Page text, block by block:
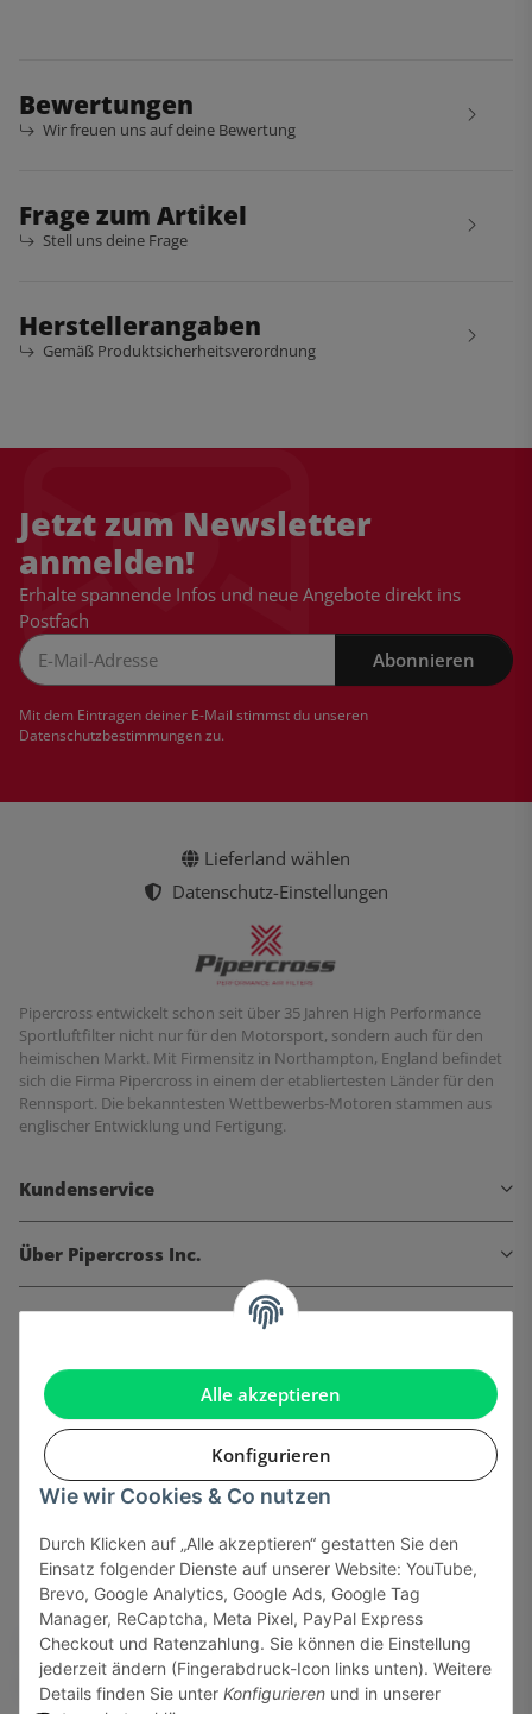
Alle akzeptieren
Konfigurieren
Wie wir Cookies & Co nutzen
Durch Klicken auf „Alle akzeptieren“ gestatten Sie den
Einsatz folgender Dienste auf unserer Website: YouTube,
Brevo, Google Analytics, Google Ads, Google Tag
Manager, ReCaptcha, Meta Pixel, PayPal Express
Checkout und Ratenzahlung. Sie können die Einstellung
jederzeit ändern (Fingerabdruck-Icon links unten). Weitere
Details finden Sie unter Konfigurieren und in unserer
Bewertungen
Wir freuen uns auf deine Bewertung
Frage zum Artikel
Stell uns deine Frage
Herstellerangaben
Gemäß Produktsicherheitsverordnung
Jetzt zum Newsletter
anmelden!
Erhalte spannende Infos und neue Angebote direkt ins
Postfach
Abonnieren
Mit dem Eintragen deiner E-Mail stimmst du unseren
Datenschutzbestimmungenzu.
Lieferland wählen
Datenschutz-Einstellungen
Pipercross entwickelt schon seit über 35 Jahren High Performance
Sportluftfilter nicht nur für den Motorsport, sondern auch für den
heimischen Markt. Mit Firmensitz in Northampton, England befindet
sich die Firma Pipercross in einem der etabliertesten Länder für den
Rennsport. Die bekanntesten Wettbewerbs-Motoren stammen aus
englischer Entwicklung und Fertigung.
Kundenservice
Über Pipercross Inc.
Informationen
Gesetzliche Informationen
Sicher bezahlen via: